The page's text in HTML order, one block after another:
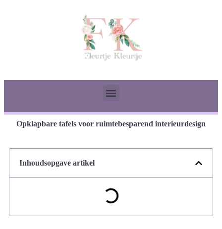
Opklapbare tafels voor ruimtebesparend interieurdesign
Inhoudsopgave artikel